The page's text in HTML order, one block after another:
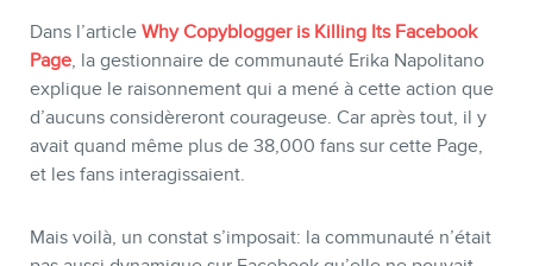
BLOGUE
Dans l’article Why Copyblogger is Killing Its Facebook
Page, la gestionnaire de communauté Erika Napolitano
explique le raisonnement qui a mené à cette action que
d’aucuns considèreront courageuse. Car après tout, il y
avait quand même plus de 38,000 fans sur cette Page,
et les fans interagissaient.
Mais voilà, un constat s’imposait: la communauté n’était